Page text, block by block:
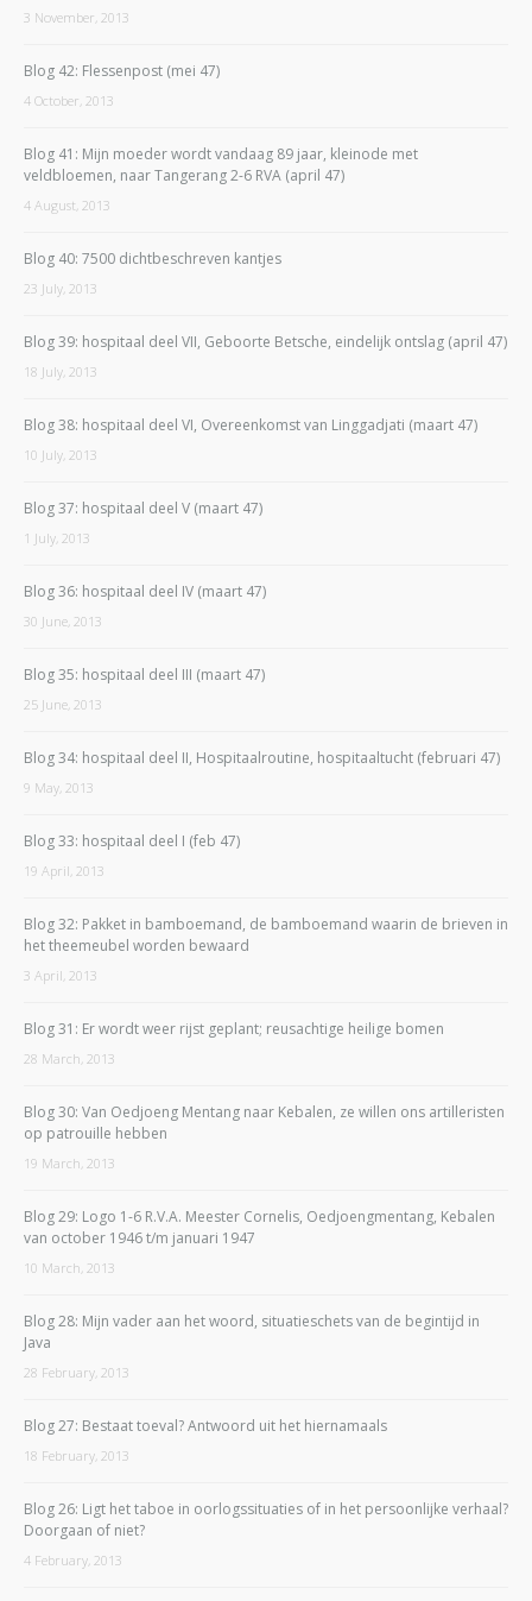
3 November, 2013
Blog 42: Flessenpost (mei 47)
4 October, 2013
Blog 41: Mijn moeder wordt vandaag 89 jaar, kleinode met
veldbloemen, naar Tangerang 2-6 RVA (april 47)
4 August, 2013
Blog 40: 7500 dichtbeschreven kantjes
23 July, 2013
Blog 39: hospitaal deel VII, Geboorte Betsche, eindelijk ontslag (april 47)
18 July, 2013
Blog 38: hospitaal deel VI, Overeenkomst van Linggadjati (maart 47)
10 July, 2013
Blog 37: hospitaal deel V (maart 47)
1 July, 2013
Blog 36: hospitaal deel IV (maart 47)
30 June, 2013
Blog 35: hospitaal deel III (maart 47)
25 June, 2013
Blog 34: hospitaal deel II, Hospitaalroutine, hospitaaltucht (februari 47)
9 May, 2013
Blog 33: hospitaal deel I (feb 47)
19 April, 2013
Blog 32: Pakket in bamboemand, de bamboemand waarin de brieven in
het theemeubel worden bewaard
3 April, 2013
Blog 31: Er wordt weer rijst geplant; reusachtige heilige bomen
28 March, 2013
Blog 30: Van Oedjoeng Mentang naar Kebalen, ze willen ons artilleristen
op patrouille hebben
19 March, 2013
Blog 29: Logo 1-6 R.V.A. Meester Cornelis, Oedjoengmentang, Kebalen
van october 1946 t/m januari 1947
10 March, 2013
Blog 28: Mijn vader aan het woord, situatieschets van de begintijd in
Java
28 February, 2013
Blog 27: Bestaat toeval? Antwoord uit het hiernamaals
18 February, 2013
Blog 26: Ligt het taboe in oorlogssituaties of in het persoonlijke verhaal?
Doorgaan of niet?
4 February, 2013